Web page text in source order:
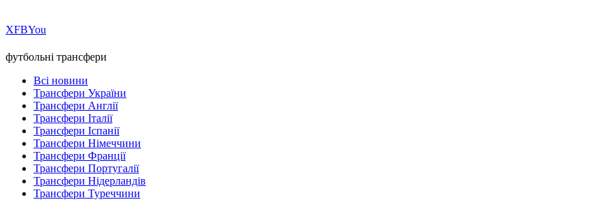
ХFBYou
футбольні трансфери
Всі новини
Трансфери України
Трансфери Англії
Трансфери Італії
Трансфери Іспанії
Трансфери Німеччини
Трансфери Франції
Трансфери Португалії
Трансфери Нідерландів
Трансфери Туреччини